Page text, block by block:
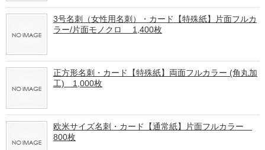
3号名刺（女性用名刺）・カード【特殊紙】片面フルカ
ラー/片面モノクロ 1,400枚
正方形名刺・カード【特殊紙】両面フルカラー (角丸加
工) 1,000枚
欧米サイズ名刺・カード【通常紙】片面フルカラー
800枚